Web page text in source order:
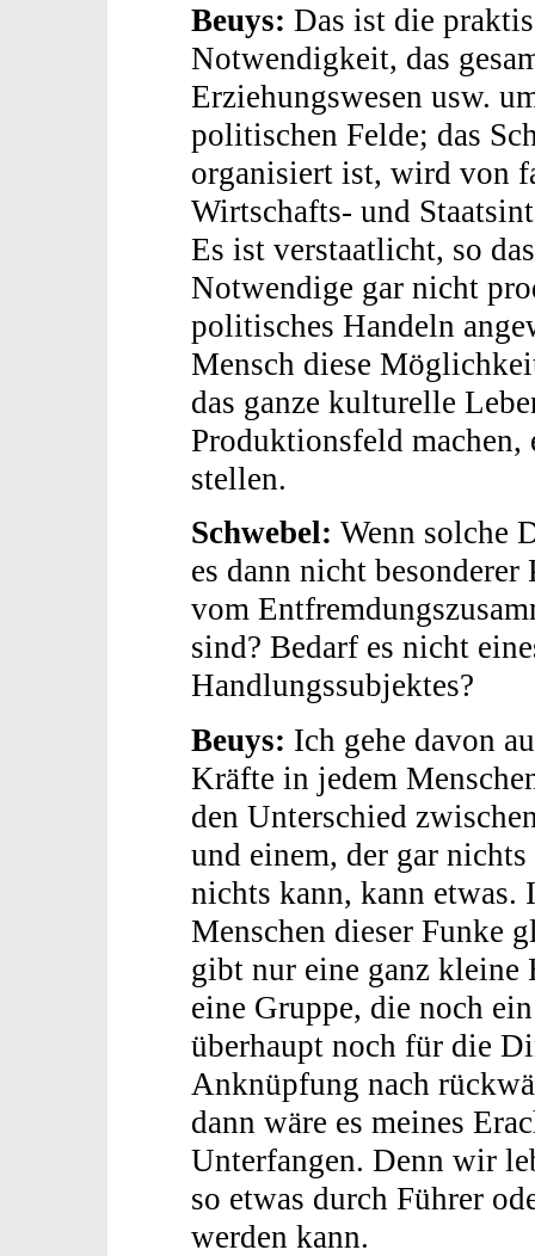
Beuys: Das ist die
Notwendigkeit, das
Erziehungswesen usw.
politischen Felde; das
organisiert ist, wird von
Wirtschafts- und
Es ist verstaatlicht, so
Notwendige gar nicht
politisches Handeln
Mensch diese
das ganze kulturelle
Produktionsfeld
stellen.
Schwebel: Wenn solche
es dann nicht
vom
sind? Bedarf es nicht
Handlungssubjektes?
Beuys: Ich gehe davon
Kräfte in jedem
den Unterschied
und einem, der gar
nichts kann, kann etwas.
Menschen dieser Funke
gibt nur eine ganz kleine
eine Gruppe, die noch
überhaupt noch für die
Anknüpfung nach
dann wäre es meines
Unterfangen. Denn wir
so etwas durch Führer
werden kann.